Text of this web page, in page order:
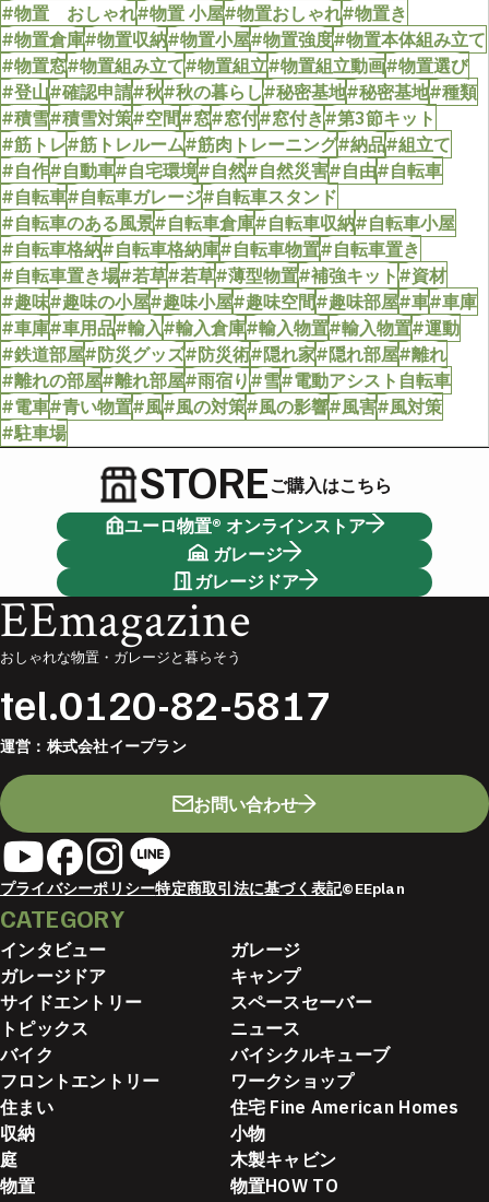
#物置 おしゃれ#物置 小屋#物置おしゃれ#物置き
#物置倉庫#物置収納#物置小屋#物置強度#物置本体組み立て
#物置窓#物置組み立て#物置組立#物置組立動画#物置選び
#登山#確認申請#秋#秋の暮らし#秘密基地#秘密基地#種類
#積雪#積雪対策#空間#窓#窓付#窓付き#第3節キット
#筋トレ#筋トレルーム#筋肉トレーニング#納品#組立て
#自作#自動車#自宅環境#自然#自然災害#自由#自転車
#自転車#自転車ガレージ#自転車スタンド
#自転車のある風景#自転車倉庫#自転車収納#自転車小屋
#自転車格納#自転車格納庫#自転車物置#自転車置き
#自転車置き場#若草#若草#薄型物置#補強キット#資材
#趣味#趣味の小屋#趣味小屋#趣味空間#趣味部屋#車#車庫
#車庫#車用品#輸入#輸入倉庫#輸入物置#輸入物置#運動
#鉄道部屋#防災グッズ#防災術#隠れ家#隠れ部屋#離れ
#離れの部屋#離れ部屋#雨宿り#雪#電動アシスト自転車
#電車#青い物置#風#風の対策#風の影響#風害#風対策
#駐車場
STOREご購入はこちら
ユーロ物置® オンラインストア
ガレージ
ガレージドア
EEmagazine
おしゃれな物置・ガレージと暮らそう
tel.0120-82-5817
運営： 株式会社イープラン
お問い合わせ
プライバシーポリシー特定商取引法に基づく表記©EEplan
CATEGORY
インタビュー
ガレージ
ガレージドア
キャンプ
サイドエントリー
スペースセーバー
トピックス
ニュース
バイク
バイシクルキューブ
フロントエントリー
ワークショップ
住まい
住宅 Fine American Homes
収納
小物
庭
木製キャビン
物置
物置HOW TO